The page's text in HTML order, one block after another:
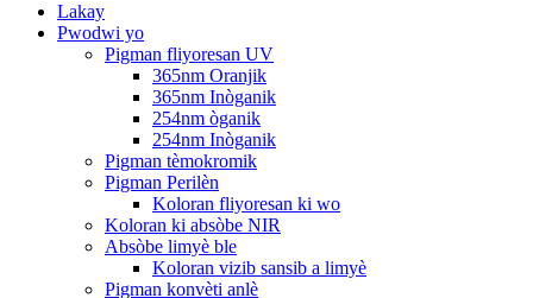
Lakay
Pwodwi yo
Pigman fliyoresan UV
365nm Oranjik
365nm Inòganik
254nm òganik
254nm Inòganik
Pigman tèmokromik
Pigman Perilèn
Koloran fliyoresan ki wo
Koloran ki absòbe NIR
Absòbe limyè ble
Koloran vizib sansib a limyè
Pigman konvèti anlè